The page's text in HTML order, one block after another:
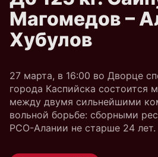
Магомедов –
Хубулов
27 марта, в 16:00 во Дворце
города Каспийска состоится
между двумя сильнейшими
вольной борьбе: сборными
РСО-Алании не старше 24 лет.